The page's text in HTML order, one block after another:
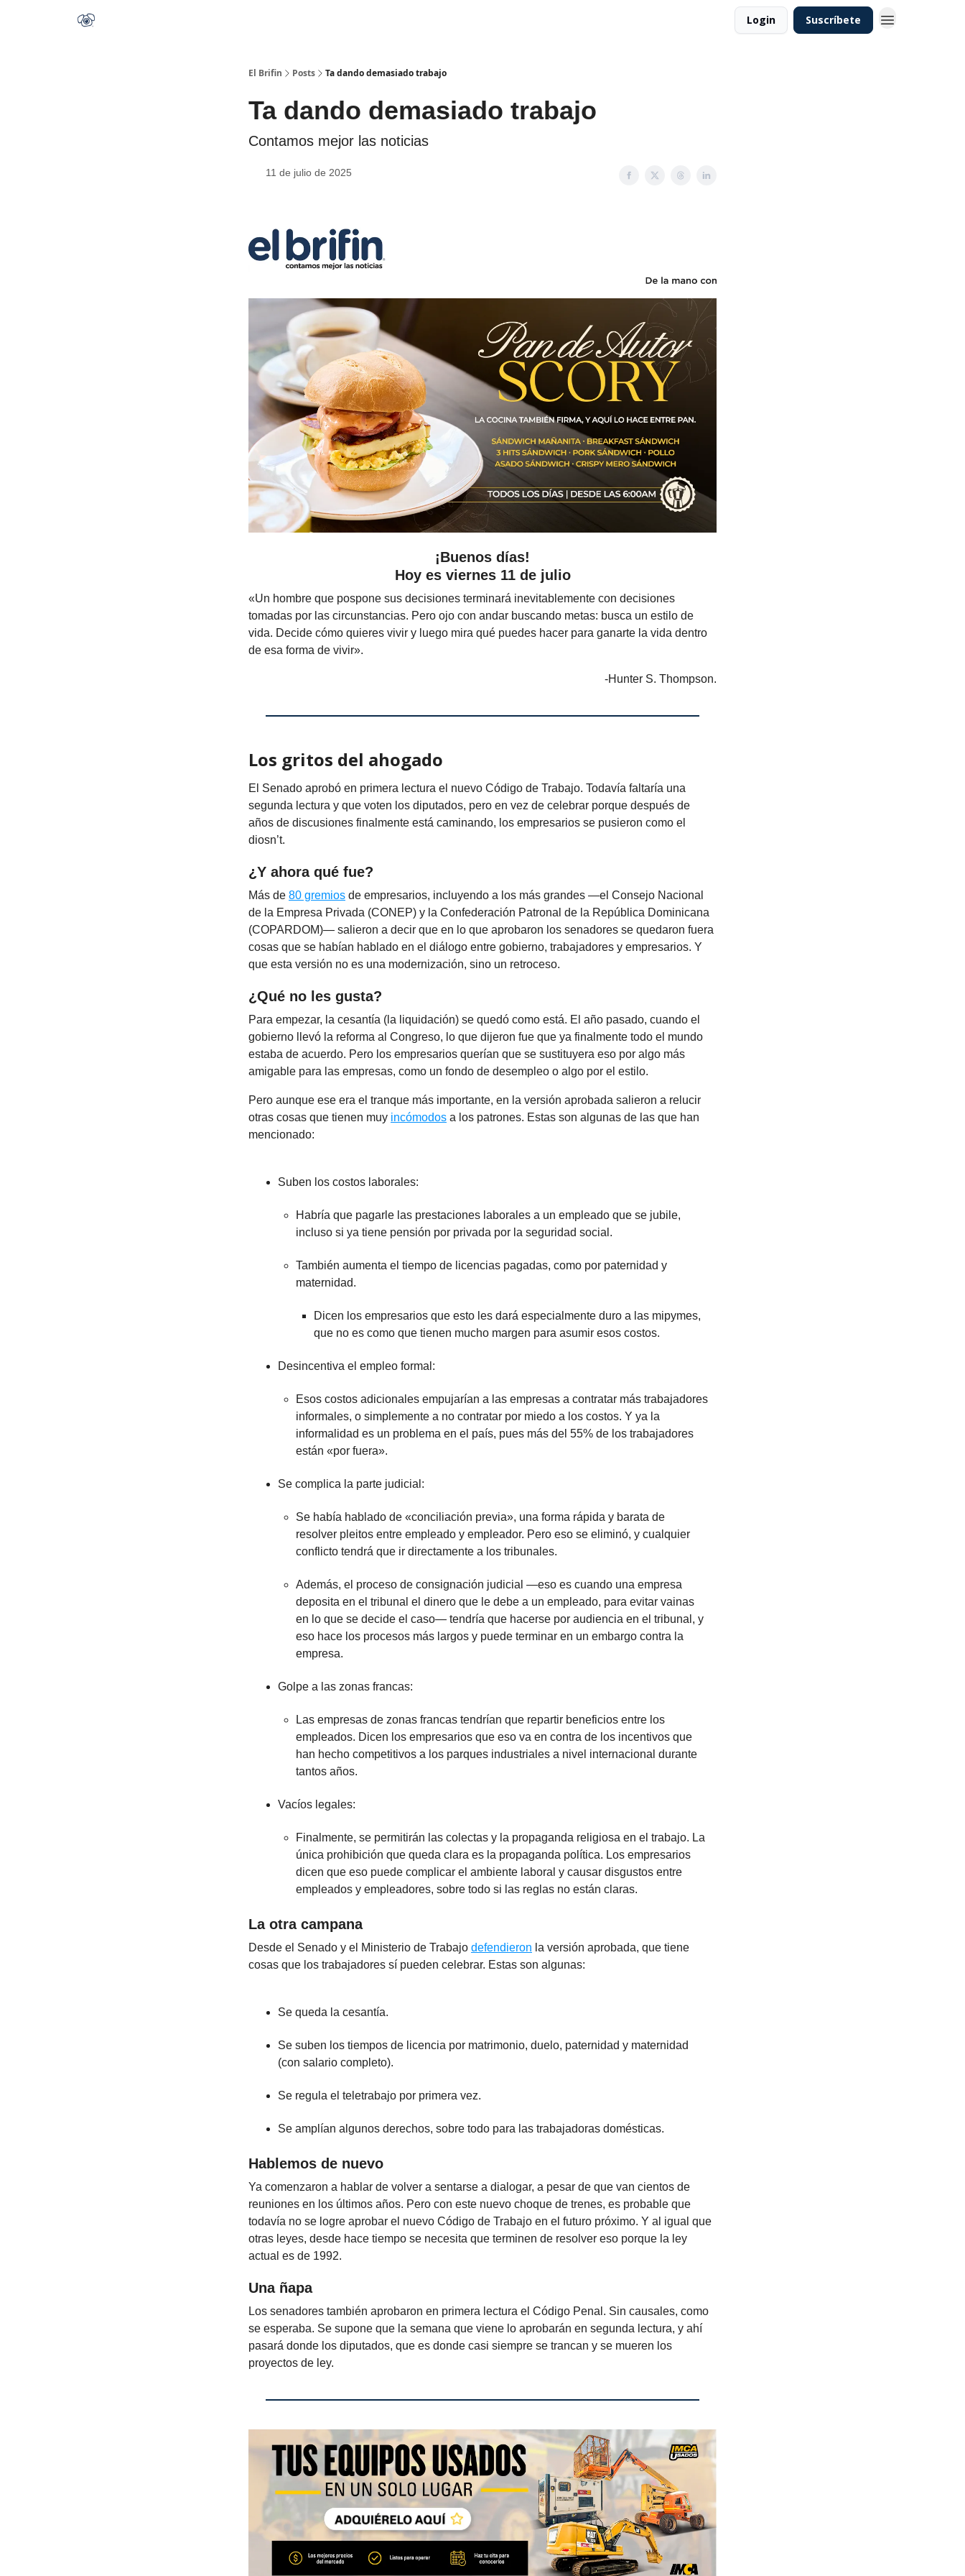
Login Suscríbete
El Brifin Posts Ta dando demasiado trabajo
Ta dando demasiado trabajo
Contamos mejor las noticias
11 de julio de 2025
¡Buenos días!
Hoy es viernes 11 de julio
«Un hombre que pospone sus decisiones terminará inevitablemente con decisiones
tomadas por las circunstancias. Pero ojo con andar buscando metas: busca un estilo de
vida. Decide cómo quieres vivir y luego mira qué puedes hacer para ganarte la vida dentro
de esa forma de vivir».
-Hunter S. Thompson.
Los gritos del ahogado
El Senado aprobó en primera lectura el nuevo Código de Trabajo. Todavía faltaría una
segunda lectura y que voten los diputados, pero en vez de celebrar porque después de
años de discusiones finalmente está caminando, los empresarios se pusieron como el
diosn’t.
¿Y ahora qué fue?
Más de 80 gremios de empresarios, incluyendo a los más grandes —el Consejo Nacional
de la Empresa Privada (CONEP) y la Confederación Patronal de la República Dominicana
(COPARDOM)— salieron a decir que en lo que aprobaron los senadores se quedaron fuera
cosas que se habían hablado en el diálogo entre gobierno, trabajadores y empresarios. Y
que esta versión no es una modernización, sino un retroceso.
¿Qué no les gusta?
Para empezar, la cesantía (la liquidación) se quedó como está. El año pasado, cuando el
gobierno llevó la reforma al Congreso, lo que dijeron fue que ya finalmente todo el mundo
estaba de acuerdo. Pero los empresarios querían que se sustituyera eso por algo más
amigable para las empresas, como un fondo de desempleo o algo por el estilo.
Pero aunque ese era el tranque más importante, en la versión aprobada salieron a relucir
otras cosas que tienen muy incómodos a los patrones. Estas son algunas de las que han
mencionado:
Suben los costos laborales:
Habría que pagarle las prestaciones laborales a un empleado que se jubile,
incluso si ya tiene pensión por privada por la seguridad social.
También aumenta el tiempo de licencias pagadas, como por paternidad y
maternidad.
Dicen los empresarios que esto les dará especialmente duro a las mipymes,
que no es como que tienen mucho margen para asumir esos costos.
Desincentiva el empleo formal:
Esos costos adicionales empujarían a las empresas a contratar más trabajadores
informales, o simplemente a no contratar por miedo a los costos. Y ya la
informalidad es un problema en el país, pues más del 55% de los trabajadores
están «por fuera».
Se complica la parte judicial:
Se había hablado de «conciliación previa», una forma rápida y barata de
resolver pleitos entre empleado y empleador. Pero eso se eliminó, y cualquier
conflicto tendrá que ir directamente a los tribunales.
Además, el proceso de consignación judicial —eso es cuando una empresa
deposita en el tribunal el dinero que le debe a un empleado, para evitar vainas
en lo que se decide el caso— tendría que hacerse por audiencia en el tribunal, y
eso hace los procesos más largos y puede terminar en un embargo contra la
empresa.
Golpe a las zonas francas:
Las empresas de zonas francas tendrían que repartir beneficios entre los
empleados. Dicen los empresarios que eso va en contra de los incentivos que
han hecho competitivos a los parques industriales a nivel internacional durante
tantos años.
Vacíos legales:
Finalmente, se permitirán las colectas y la propaganda religiosa en el trabajo. La
única prohibición que queda clara es la propaganda política. Los empresarios
dicen que eso puede complicar el ambiente laboral y causar disgustos entre
empleados y empleadores, sobre todo si las reglas no están claras.
La otra campana
Desde el Senado y el Ministerio de Trabajo defendieron la versión aprobada, que tiene
cosas que los trabajadores sí pueden celebrar. Estas son algunas:
Se queda la cesantía.
Se suben los tiempos de licencia por matrimonio, duelo, paternidad y maternidad
(con salario completo).
Se regula el teletrabajo por primera vez.
Se amplían algunos derechos, sobre todo para las trabajadoras domésticas.
Hablemos de nuevo
Ya comenzaron a hablar de volver a sentarse a dialogar, a pesar de que van cientos de
reuniones en los últimos años. Pero con este nuevo choque de trenes, es probable que
todavía no se logre aprobar el nuevo Código de Trabajo en el futuro próximo. Y al igual que
otras leyes, desde hace tiempo se necesita que terminen de resolver eso porque la ley
actual es de 1992.
Una ñapa
Los senadores también aprobaron en primera lectura el Código Penal. Sin causales, como
se esperaba. Se supone que la semana que viene lo aprobarán en segunda lectura, y ahí
pasará donde los diputados, que es donde casi siempre se trancan y se mueren los
proyectos de ley.